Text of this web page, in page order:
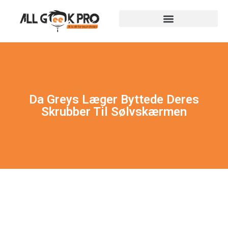
Da Greys Læger Byttede Deres
Skrubber Til Sølvskærmen